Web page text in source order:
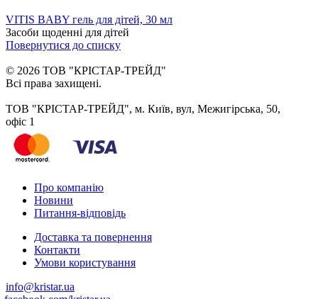
VITIS BABY гель для дітей, 30 мл
Засоби щоденні для дітей
Повернутися до списку
© 2026 ТОВ "КРІСТАР-ТРЕЙД"
Всі права захищені.
ТОВ "КРІСТАР-ТРЕЙД", м. Київ, вул, Межигірська, 50,
офіс 1
Про компанію
Новини
Питання-відповідь
Доставка та повернення
Контакти
Умови користування
info@kristar.ua